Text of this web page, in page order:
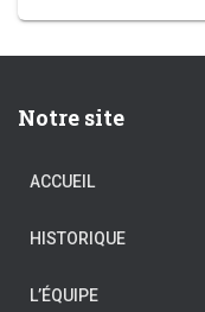
Notre site
ACCUEIL
HISTORIQUE
L’ÉQUIPE